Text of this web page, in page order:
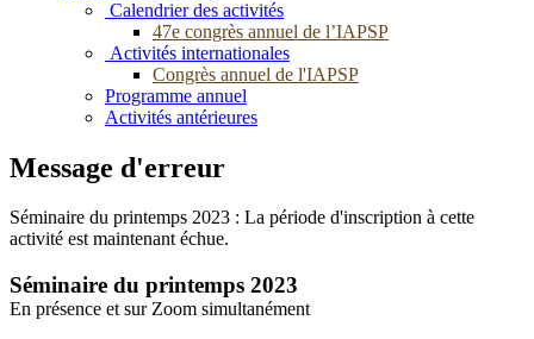
Calendrier des activités
47e congrès annuel de l’IAPSP
Activités internationales
Congrès annuel de l'IAPSP
Programme annuel
Activités antérieures
Message d'erreur
Séminaire du printemps 2023 : La période d'inscription à cette
activité est maintenant échue.
Séminaire du printemps 2023
En présence et sur Zoom simultanément